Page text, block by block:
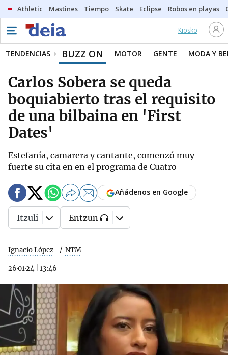
Athletic Mastines Tiempo Skate Eclipse Robos en playas
Kiosko
TENDENCIAS BUZZ ON MOTOR GENTE MODA Y
Carlos Sobera se queda
boquiabierto tras el requisito
de una bilbaina en 'First
Dates'
Estefanía, camarera y cantante, comenzó muy
fuerte su cita en en el programa de Cuatro
Ignacio López NTM
26·01·24 13:46
Añádenos en Google
Itzuli Entzun